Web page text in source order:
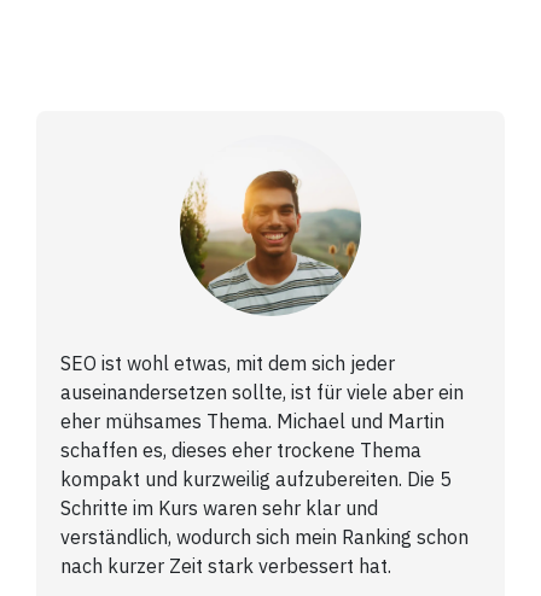
SEO ist wohl etwas, mit dem sich jeder
auseinandersetzen sollte, ist für viele aber ein
eher mühsames Thema. Michael und Martin
schaffen es, dieses eher trockene Thema
kompakt und kurzweilig aufzubereiten. Die 5
Schritte im Kurs waren sehr klar und
verständlich, wodurch sich mein Ranking schon
nach kurzer Zeit stark verbessert hat.